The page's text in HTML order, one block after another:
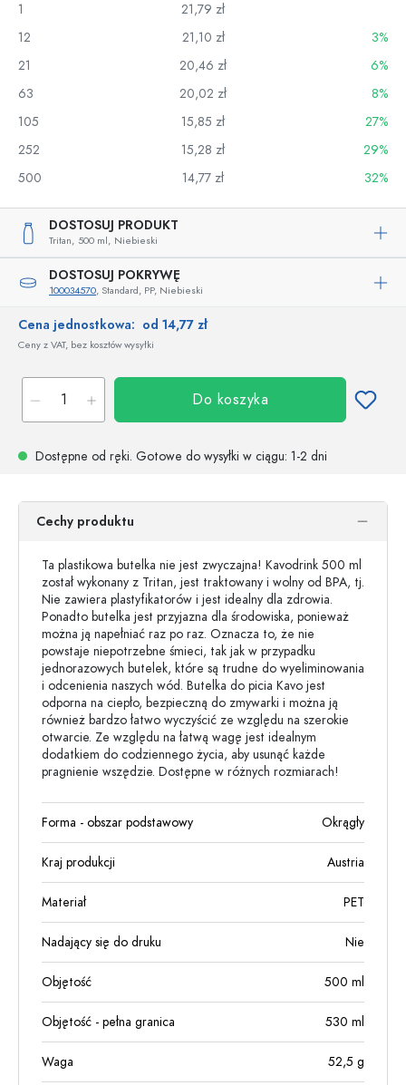
1
21,79 zł
12
21,10 zł
3%
21
20,46 zł
6%
63
20,02 zł
8%
105
15,85 zł
27%
252
15,28 zł
29%
500
14,77 zł 32%
DOSTOSUJ PRODUKT
Tritan, 500 ml, Niebieski
DOSTOSUJ POKRYWĘ
100034570, Standard, PP, Niebieski
Cena jednostkowa: od 14,77 zł
Ceny z VAT, bez kosztów wysyłki
Do koszyka
Dostępne od ręki. Gotowe do wysyłki w ciągu: 1-2 dni
Cechy produktu
Ta plastikowa butelka nie jest zwyczajna! Kavodrink 500 ml
został wykonany z Tritan, jest traktowany i wolny od BPA, tj.
Nie zawiera plastyfikatorów i jest idealny dla zdrowia.
Ponadto butelka jest przyjazna dla środowiska, ponieważ
można ją napełniać raz po raz. Oznacza to, że nie
powstaje niepotrzebne śmieci, tak jak w przypadku
jednorazowych butelek, które są trudne do wyeliminowania
i odcenienia naszych wód. Butelka do picia Kavo jest
odporna na ciepło, bezpieczną do zmywarki i można ją
również bardzo łatwo wyczyścić ze względu na szerokie
otwarcie. Ze względu na łatwą wagę jest idealnym
dodatkiem do codziennego życia, aby usunąć każde
pragnienie wszędzie. Dostępne w różnych rozmiarach!
Forma - obszar podstawowy Okrągły
Kraj produkcji Austria
Materiał PET
Nadający się do druku Nie
Objętość 500 ml
Objętość - pełna granica 530 ml
Waga 52,5 g